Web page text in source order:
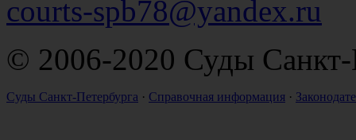
courts-spb78@yandex.ru
© 2006-2020 Суды Санкт-
Суды Санкт-Петербурга · Справочная информация ·